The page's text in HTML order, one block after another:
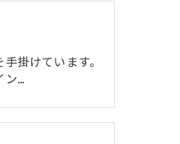
掛けています。
ン…